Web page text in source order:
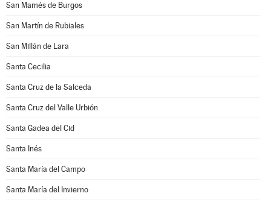
San Mamés de Burgos
San Martín de Rubiales
San Millán de Lara
Santa Cecilia
Santa Cruz de la Salceda
Santa Cruz del Valle Urbión
Santa Gadea del Cid
Santa Inés
Santa María del Campo
Santa María del Invierno